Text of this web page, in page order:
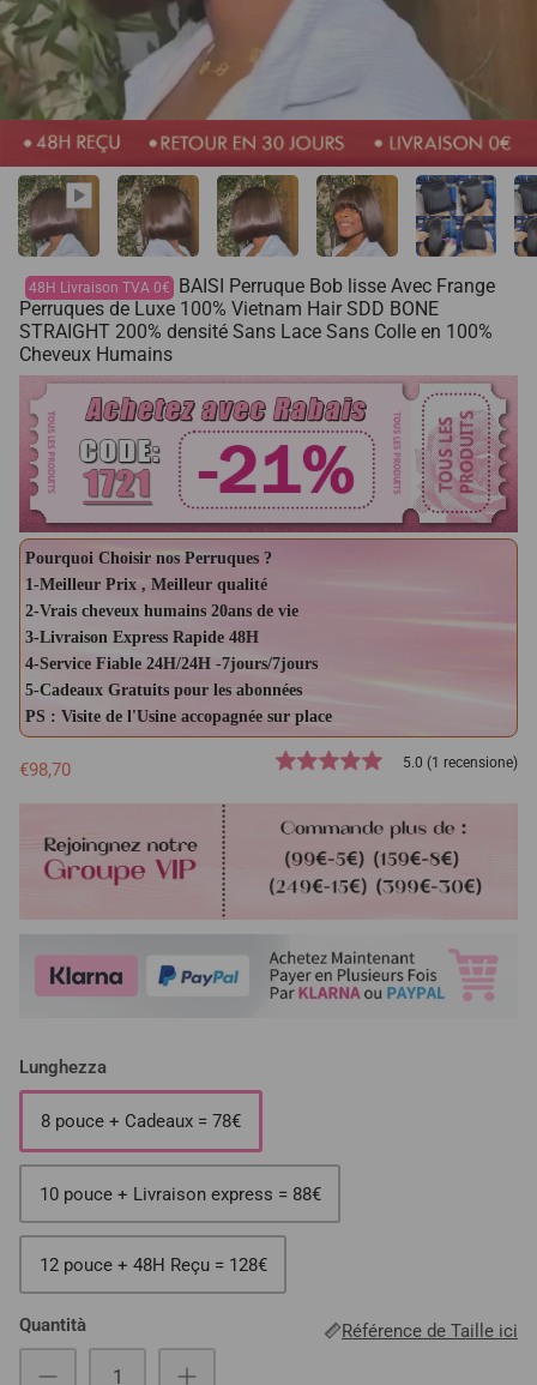
48H Livraison TVA 0€
BAISI Perruque Bob lisse Avec Frange
Perruques de Luxe 100% Vietnam Hair SDD BONE
STRAIGHT 200% densité Sans Lace Sans Colle en 100%
Cheveux Humains
Pourquoi Choisir nos Perruques ?
1-Meilleur Prix , Meilleur qualité
2-Vrais cheveux humains 20ans de vie
3-Livraison Express Rapide 48H
4-Service Fiable 24H/24H -7jours/7jours
5-Cadeaux Gratuits pour les abonnées
PS : Visite de l'Usine accopagnée sur place
€98,70 5.0 (1 recensione)
Lunghezza
8 pouce + Cadeaux = 78€
10 pouce + Livraison express = 88€
12 pouce + 48H Reçu = 128€
Quantità Référence de Taille ici